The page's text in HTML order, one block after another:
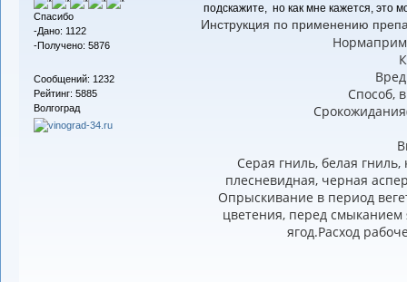
Спасибо
-Дано: 1122
-Получено: 5876
Сообщений: 1232
Рейтинг: 5885
Волгоград
подскажите, но как мне кажется, это
Инструкция по применению
Способ,
Серая гниль, белая гниль,
плесневидная, черная
Опрыскивание в период
цветения, перед смыканием
ягод.Расход